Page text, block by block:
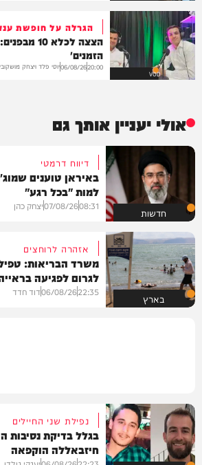
VOD
הגרלה על חופשת
הצצה לכלא
הזמנים'
20:00
06/08/26יוסי פלד ויצחק
אולי יעניין אותך גם
חדשות
דיווח דרמטי
באיראן טוענים
למות "בכל רגע"
08:31
07/08/26יצחק כהן
בארץ
אזהרה לרוחצים
משרד הבריאות:
לגרום לפגיעה
22:35
06/08/26דוד חדד
נפילת שני החיילים
בגלל בדיקת נסיבות
חיזבאללה הוקפאה